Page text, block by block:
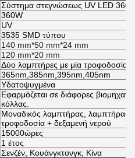
Σύστημα στεγνώσεως UV LED 36
360W
UV
3535 SMD τύπου
140 mm*50 mm*24 mm
120 mm*20 mm
Δύο λαμπτήρες με μία τροφοδοσία
365nm,385nm,395nm,405nm
Υδατοψυγμένα
Εφαρμόζεται σε διάφορες
κόλλας.
Μοναδικός λαμπτήρας, λαμπτήρας
τροφοδοσία + δεξαμενή νερού
15000ώρες
1 έτος
Σενζέν, Κουάνγκτονγκ, Κίνα